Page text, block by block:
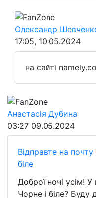
FanZone
Олександр
17:05, 10.05.2024
на сайті
FanZone
Анастасія Дубина
03:27 09.05.2024
Відправте на
біле
Доброї ночі усім!
Чорне і біле?